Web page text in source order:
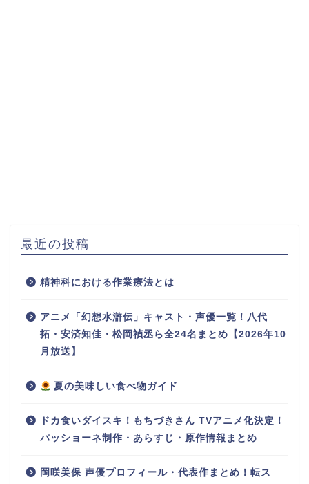
最近の投稿
精神科における作業療法とは
アニメ「幻想水滸伝」キャスト・声優一覧！八代
拓・安済知佳・松岡禎丞ら全24名まとめ【2026年10
月放送】
夏の美味しい食べ物ガイド
ドカ食いダイスキ！もちづきさん TVアニメ化決定！
パッショーネ制作・あらすじ・原作情報まとめ
岡咲美保 声優プロフィール・代表作まとめ！転ス